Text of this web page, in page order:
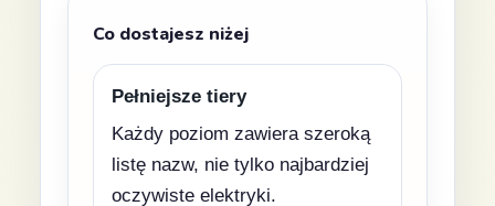
Co dostajesz niżej
Pełniejsze tiery
Każdy poziom zawiera szeroką
listę nazw, nie tylko najbardziej
oczywiste elektryki.